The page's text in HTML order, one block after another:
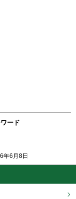
ード
年6月8日